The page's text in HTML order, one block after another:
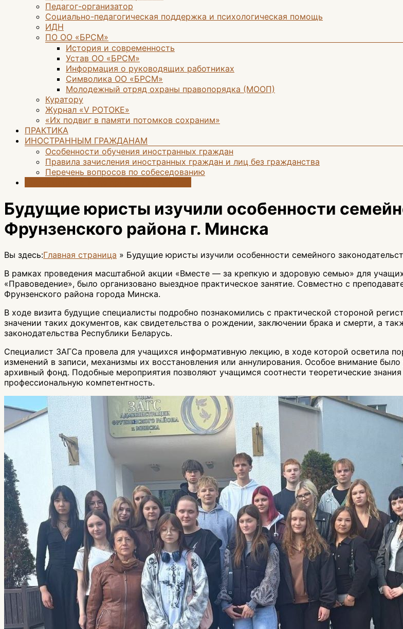
Педагог-организатор
Социально-педагогическая поддержка и психологическая помощь
ИДН
ПО ОО «БРСМ»
История и современность
Устав ОО «БРСМ»
Информация о руководящих работниках
Символика ОО «БРСМ»
Молодежный отряд охраны правопорядка (МООП)
Куратору
Журнал «V POTOKE»
«Их подвиг в памяти потомков сохраним»
ПРАКТИКА
ИНОСТРАННЫМ ГРАЖДАНАМ
Особенности обучения иностранных граждан
Правила зачисления иностранных граждан и лиц без гражданства
Перечень вопросов по собеседованию
Будущие юристы изучили особенности
Фрунзенского района г. Минска
Вы здесь:Главная страница » Будущие юристы изучили особенности семейного
В рамках проведения масштабной акции «Вместе — за крепкую и здоровую семью» для
«Правоведение», было организовано выездное практическое занятие. Совместно с
Фрунзенского района города Минска.
В ходе визита будущие специалисты подробно познакомились с практической стороной
значении таких документов, как свидетельства о рождении, заключении брака и смерти, а
законодательства Республики Беларусь.
Специалист ЗАГСа провела для учащихся информативную лекцию, в ходе которой осветила
изменений в записи, механизмы их восстановления или аннулирования. Особое внимание
архивный фонд. Подобные мероприятия позволяют учащимся соотнести теоретические
профессиональную компетентность.